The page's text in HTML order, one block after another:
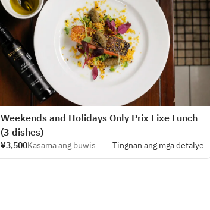
Weekends and Holidays Only Prix Fixe Lunch
(3 dishes)
¥3,500Kasama ang buwis Tingnan ang mga detalye